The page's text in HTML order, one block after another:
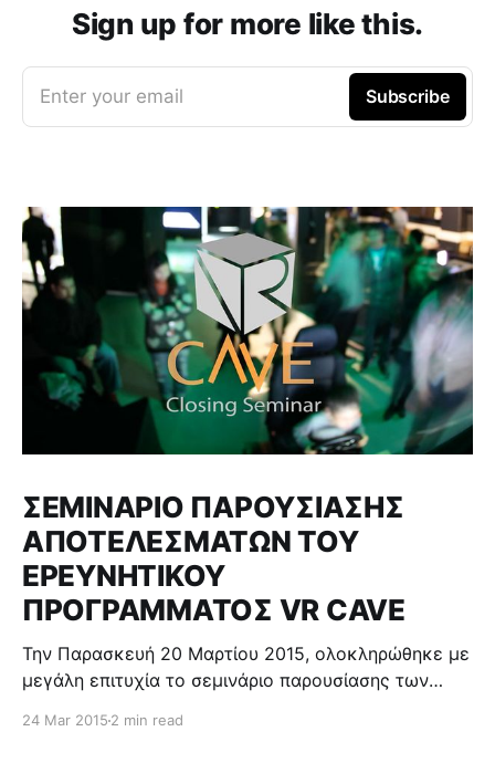
Sign up for more like this.
Enter your email Subscribe
ΣΕΜΙΝΑΡΙΟ ΠΑΡΟΥΣΙΑΣΗΣ
ΑΠΟΤΕΛΕΣΜΑΤΩΝ ΤΟΥ
ΕΡΕΥΝΗΤΙΚΟΥ
ΠΡΟΓΡΑΜΜΑΤΟΣ VR CAVE
Την Παρασκευή 20 Μαρτίου 2015, ολοκληρώθηκε με
μεγάλη επιτυχία το σεμινάριο παρουσίασης των
24 Mar 2015 2 min read